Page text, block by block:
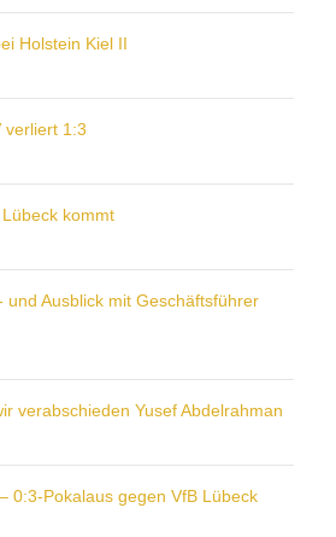
Holstein Kiel II
verliert 1:3
kommt
und Ausblick mit Geschäftsführer
verabschieden Yusef Abdelrahman
0:3-Pokalaus gegen VfB Lübeck